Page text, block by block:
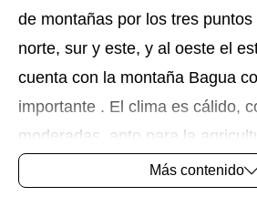
de montañas por los tres
norte, sur y este, y al oeste el
cuenta con la montaña Bagua
importante . El clima es cálido,
moderadas, apto para la
especialmente la floricultura que
Más contenido